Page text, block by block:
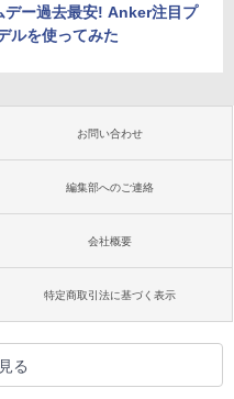
ー過去最安! Anker注目プ
ルを使ってみた
お問い合わせ
編集部へのご連絡
会社概要
特定商取引法に基づく表示
る